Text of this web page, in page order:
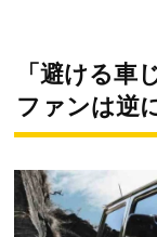
「避ける車
ファンは逆